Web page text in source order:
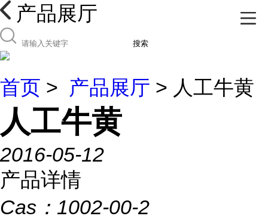
产品展厅
搜索
首页 > 产品展厅 > 人工牛黄
人工牛黄
2016-05-12
产品详情
Cas： 1002-00-2